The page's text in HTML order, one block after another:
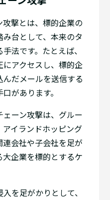
撃とは、標的企業の
台として、本来のタ
法です。たとえば、
アクセスし、標的企
だメールを送信する
があります。
ーン攻撃は、グルー
イランドホッピング
会社や子会社を足が
企業を標的とするケ
を足がかりとして、